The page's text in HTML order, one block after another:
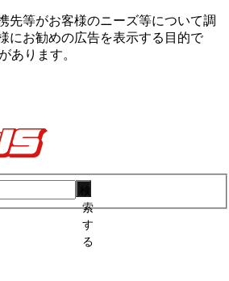
先等がお客様のニーズ等について調
にお勧めの広告を表⽰する⽬的で
あります。
索
す
る